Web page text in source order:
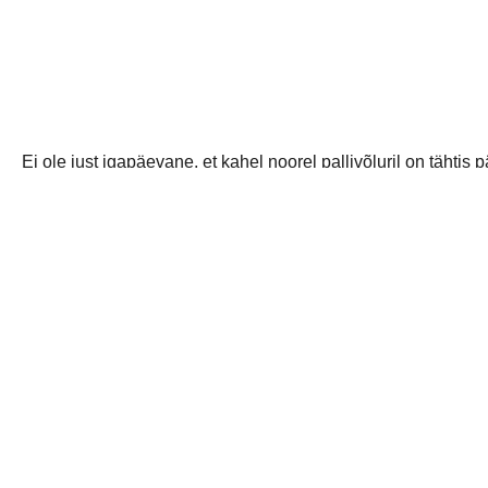
Ei ole just igapäevane, et kahel noorel pallivõluril on tähtis